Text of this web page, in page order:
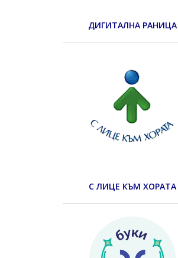
ДИГИТАЛНА РАНИЦА
С ЛИЦЕ КЪМ ХОРАТА